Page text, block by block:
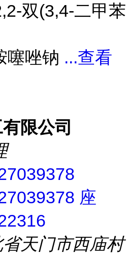
双(3,4-二甲苯
噻唑钠 ...查看
限公司
座
天门市西庙村